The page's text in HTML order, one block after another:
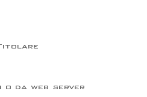
da web server